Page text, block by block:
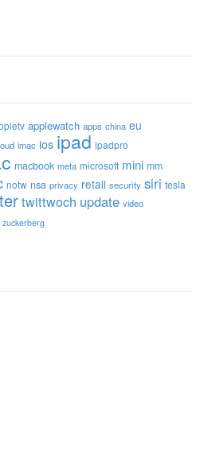
applewatch apps china eu
imac ios ipad ipadpro
macbook meta microsoft mini mm
notw nsa privacy retail security siri tesla
twittwoch update video
zuckerberg